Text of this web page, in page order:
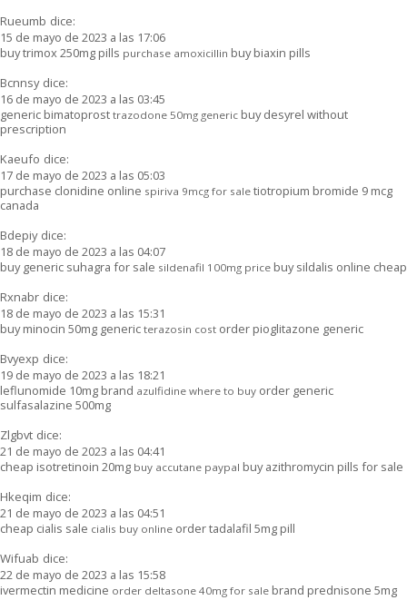
Rueumb dice:
15 de mayo de 2023 a las 17:06
buy trimox 250mg pills purchase amoxicillin buy biaxin pills
Bcnnsy dice:
16 de mayo de 2023 a las 03:45
generic bimatoprost trazodone 50mg generic buy desyrel without
prescription
Kaeufo dice:
17 de mayo de 2023 a las 05:03
purchase clonidine online spiriva 9mcg for sale tiotropium bromide 9 mcg
canada
Bdepiy dice:
18 de mayo de 2023 a las 04:07
buy generic suhagra for sale sildenafil 100mg price buy sildalis online cheap
Rxnabr dice:
18 de mayo de 2023 a las 15:31
buy minocin 50mg generic terazosin cost order pioglitazone generic
Bvyexp dice:
19 de mayo de 2023 a las 18:21
leflunomide 10mg brand azulfidine where to buy order generic
sulfasalazine 500mg
Zlgbvt dice:
21 de mayo de 2023 a las 04:41
cheap isotretinoin 20mg buy accutane paypal buy azithromycin pills for sale
Hkeqim dice:
21 de mayo de 2023 a las 04:51
cheap cialis sale cialis buy online order tadalafil 5mg pill
Wifuab dice:
22 de mayo de 2023 a las 15:58
ivermectin medicine order deltasone 40mg for sale brand prednisone 5mg